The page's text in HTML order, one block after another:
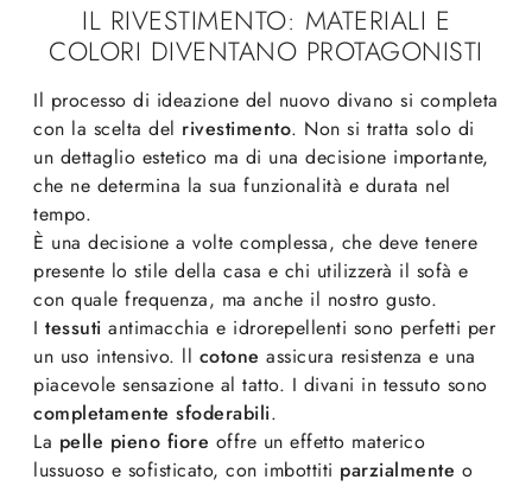
IL RIVESTIMENTO: MATERIALI E
COLORI DIVENTANO PROTAGONISTI
Il processo di ideazione del nuovo divano si completa
con la scelta del rivestimento. Non si tratta solo di
un dettaglio estetico ma di una decisione importante,
che ne determina la sua funzionalità e durata nel
tempo.
È una decisione a volte complessa, che deve tenere
presente lo stile della casa e chi utilizzerà il sofà e
con quale frequenza, ma anche il nostro gusto.
I tessuti antimacchia e idrorepellenti sono perfetti per
un uso intensivo. ll cotone assicura resistenza e una
piacevole sensazione al tatto. I divani in tessuto sono
completamente sfoderabili.
La pelle pieno fiore offre un effetto materico
lussuoso e sofisticato, con imbottiti parzialmente o